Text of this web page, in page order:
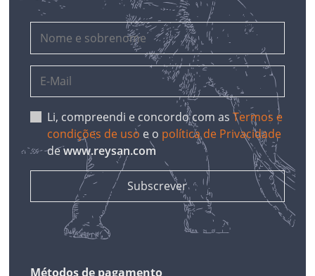
Li, compreendi e concordo com as Termos e
condições de uso e o política de Privacidade
dewww.reysan.com
Métodos de pagamento